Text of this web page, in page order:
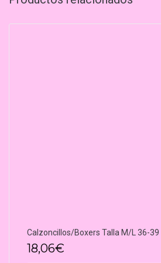
Calzoncillos/Boxers Talla M/L 36-39
18,06€